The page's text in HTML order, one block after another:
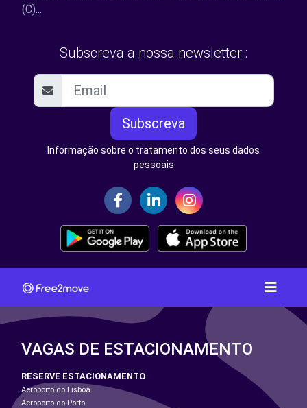
(C)...
Subscreva a nossa newsletter :
Subscreva
Informação sobre o tratamento dos seus dados
pessoais
VAGAS DE ESTACIONAMENTO
RESERVE ESTACIONAMENTO
Aeroporto do Lisboa
Aeroporto do Porto